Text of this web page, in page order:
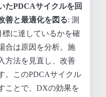
たPDCAサイクルを回
善と最適化を図る: 測
標に達しているかを確
合は原因を分析。施
方法を見直し、改善
。このPDCAサイクル
ことで、DXの効果を